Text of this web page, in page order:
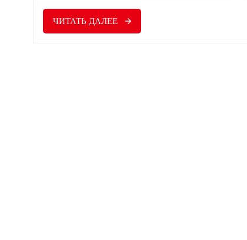
очистка для предотвращения
сначала протрите поверхность
внимательно проверьте пленку на
ЧИТАТЬ ДАЛЕЕ